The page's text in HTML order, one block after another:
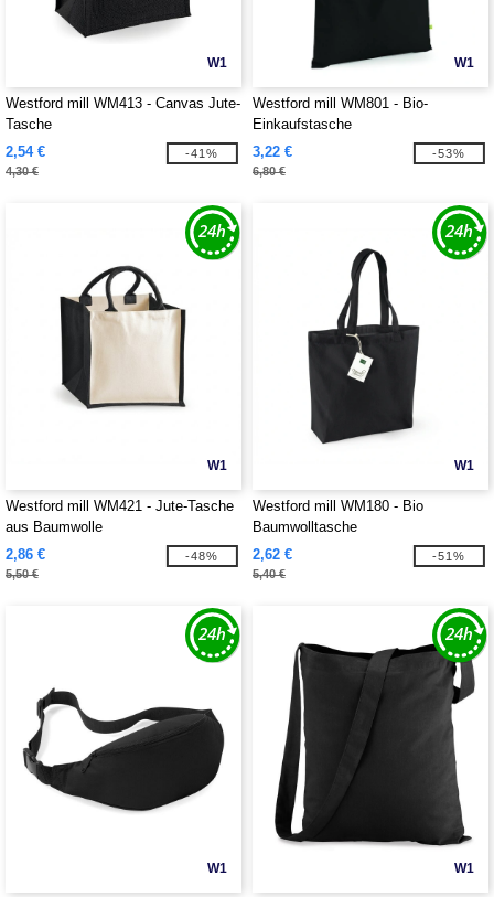
W1
Westford mill WM413 - Canvas Jute-
Tasche
2,54 €
4,30 €
-41%
W1
Westford mill WM801 - Bio-
Einkaufstasche
3,22 €
6,80 €
-53%
W1
Westford mill WM421 - Jute-Tasche
aus Baumwolle
2,86 €
5,50 €
-48%
W1
Westford mill WM180 - Bio
Baumwolltasche
2,62 €
5,40 €
-51%
W1 W1